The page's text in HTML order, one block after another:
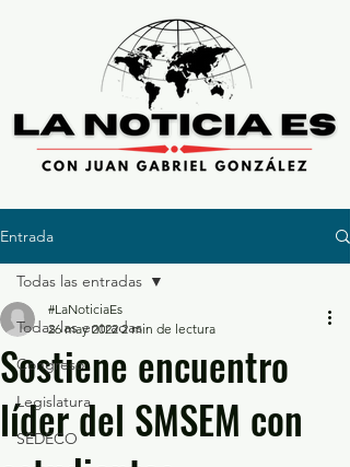
Entrada
Todas las entradas
Congreso
Legislatura
SEDECO
Todas las entradas
Sostiene encuentro
líder del SMSEM con
#LaNoticiaEs
26 may 2022 2 min de lectura